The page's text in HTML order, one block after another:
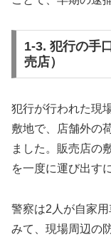
1-3. 犯行の手
売店）
犯行が行われた現
敷地で、店舗外の
ました。販売店の
を一度に運び出す
警察は2人が自家
みて、現場周辺の